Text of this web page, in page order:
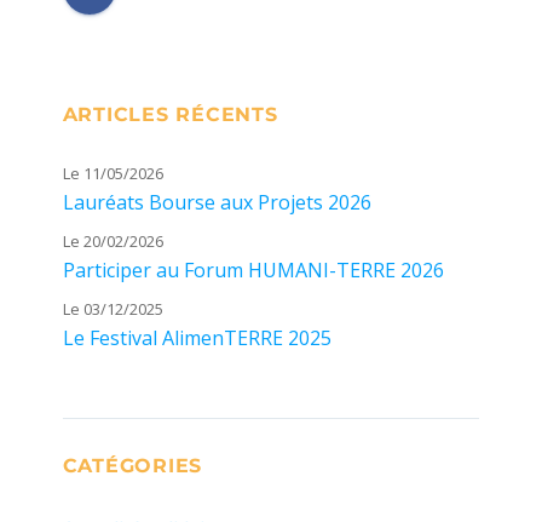
ARTICLES RÉCENTS
Le 11/05/2026
Lauréats Bourse aux Projets 2026
Le 20/02/2026
Participer au Forum HUMANI-TERRE 2026
Le 03/12/2025
Le Festival AlimenTERRE 2025
CATÉGORIES